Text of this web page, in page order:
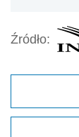
Źródło: